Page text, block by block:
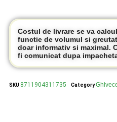
Costul de livrare se va
functie de volumul si
doar informativ si maximal.
fi comunicat dupa
SKU 8711904311735 Category